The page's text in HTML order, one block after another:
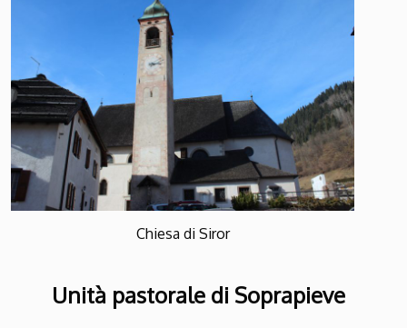
Chiesa di Siror
Unità pastorale di Soprapieve